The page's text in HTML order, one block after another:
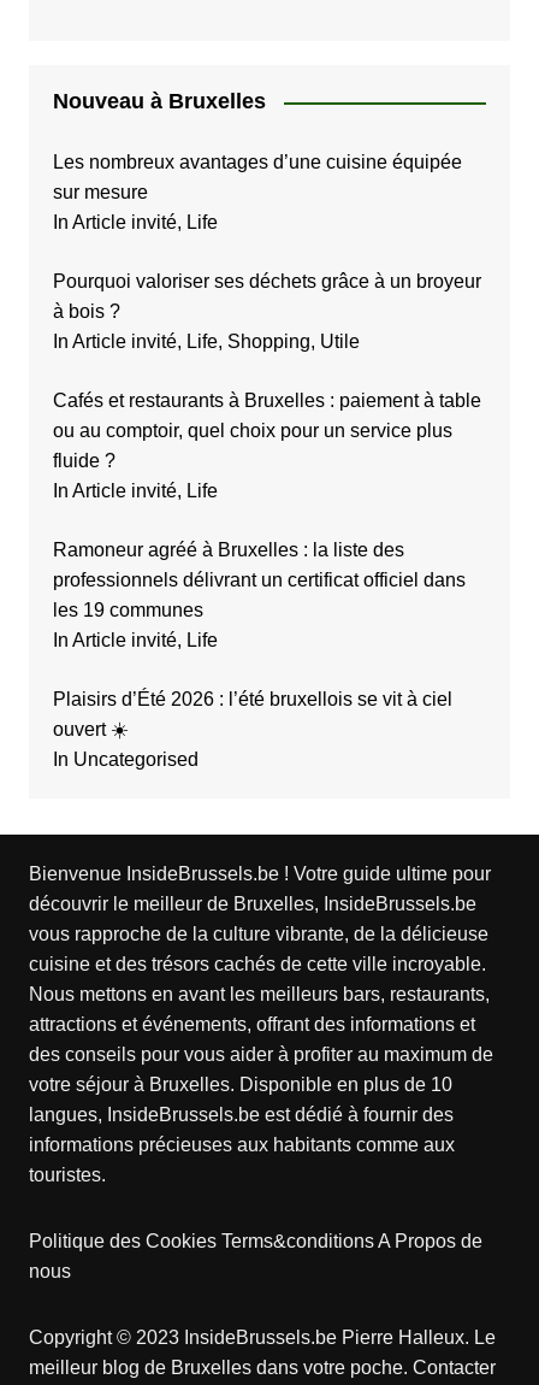
Nouveau à Bruxelles
Les nombreux avantages d’une cuisine équipée
sur mesure
In Article invité, Life
Pourquoi valoriser ses déchets grâce à un broyeur
à bois ?
In Article invité, Life, Shopping, Utile
Cafés et restaurants à Bruxelles : paiement à table
ou au comptoir, quel choix pour un service plus
fluide ?
In Article invité, Life
Ramoneur agréé à Bruxelles : la liste des
professionnels délivrant un certificat officiel dans
les 19 communes
In Article invité, Life
Plaisirs d’Été 2026 : l’été bruxellois se vit à ciel
ouvert ☀️
In Uncategorised
Bienvenue InsideBrussels.be ! Votre guide ultime pour
découvrir le meilleur de Bruxelles, InsideBrussels.be
vous rapproche de la culture vibrante, de la délicieuse
cuisine et des trésors cachés de cette ville incroyable.
Nous mettons en avant les meilleurs bars, restaurants,
attractions et événements, offrant des informations et
des conseils pour vous aider à profiter au maximum de
votre séjour à Bruxelles. Disponible en plus de 10
langues, InsideBrussels.be est dédié à fournir des
informations précieuses aux habitants comme aux
touristes.
Politique des Cookies Terms&conditionsA Propos de
nous
Copyright © 2023 InsideBrussels.be Pierre Halleux. Le
meilleur blog de Bruxelles dans votre poche. Contacter